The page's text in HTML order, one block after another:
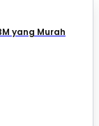
yang Murah